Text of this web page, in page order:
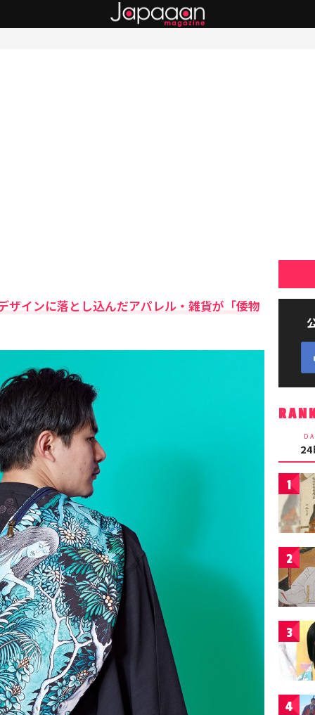
ザインに落とし込んだアパレル・雑貨が「倭物
1
2
3
4